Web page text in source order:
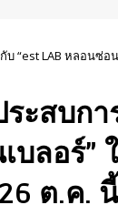
LAB หลอนซ่อน
ระสบ
ลอร์”
ต.ค